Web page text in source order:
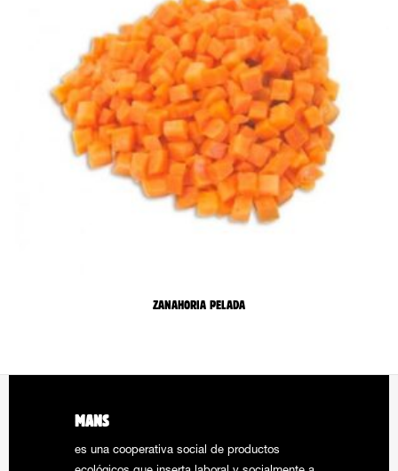
ZANAHORIA PELADA
MANS
es una cooperativa social de productos